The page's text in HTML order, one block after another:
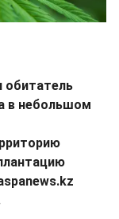
обитатель
в небольшом